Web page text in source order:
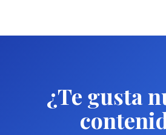
¿Te gusta